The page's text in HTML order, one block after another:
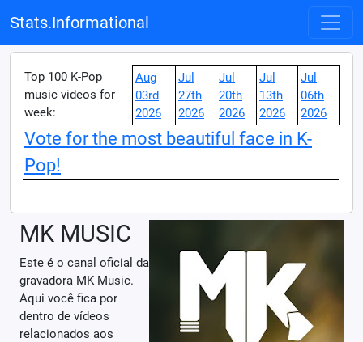
Stats.Informational
Top 100 K-Pop
music videos for
week:
Aug
03rd
2026
Jul
27th
2026
Jul
20th
2026
Jul
13th
2026
Jul
06th
2026
Vote for the most beautiful face in K-
Pop!
MK MUSIC
Este é o canal oficial da
gravadora MK Music.
Aqui você fica por
dentro de vídeos
relacionados aos